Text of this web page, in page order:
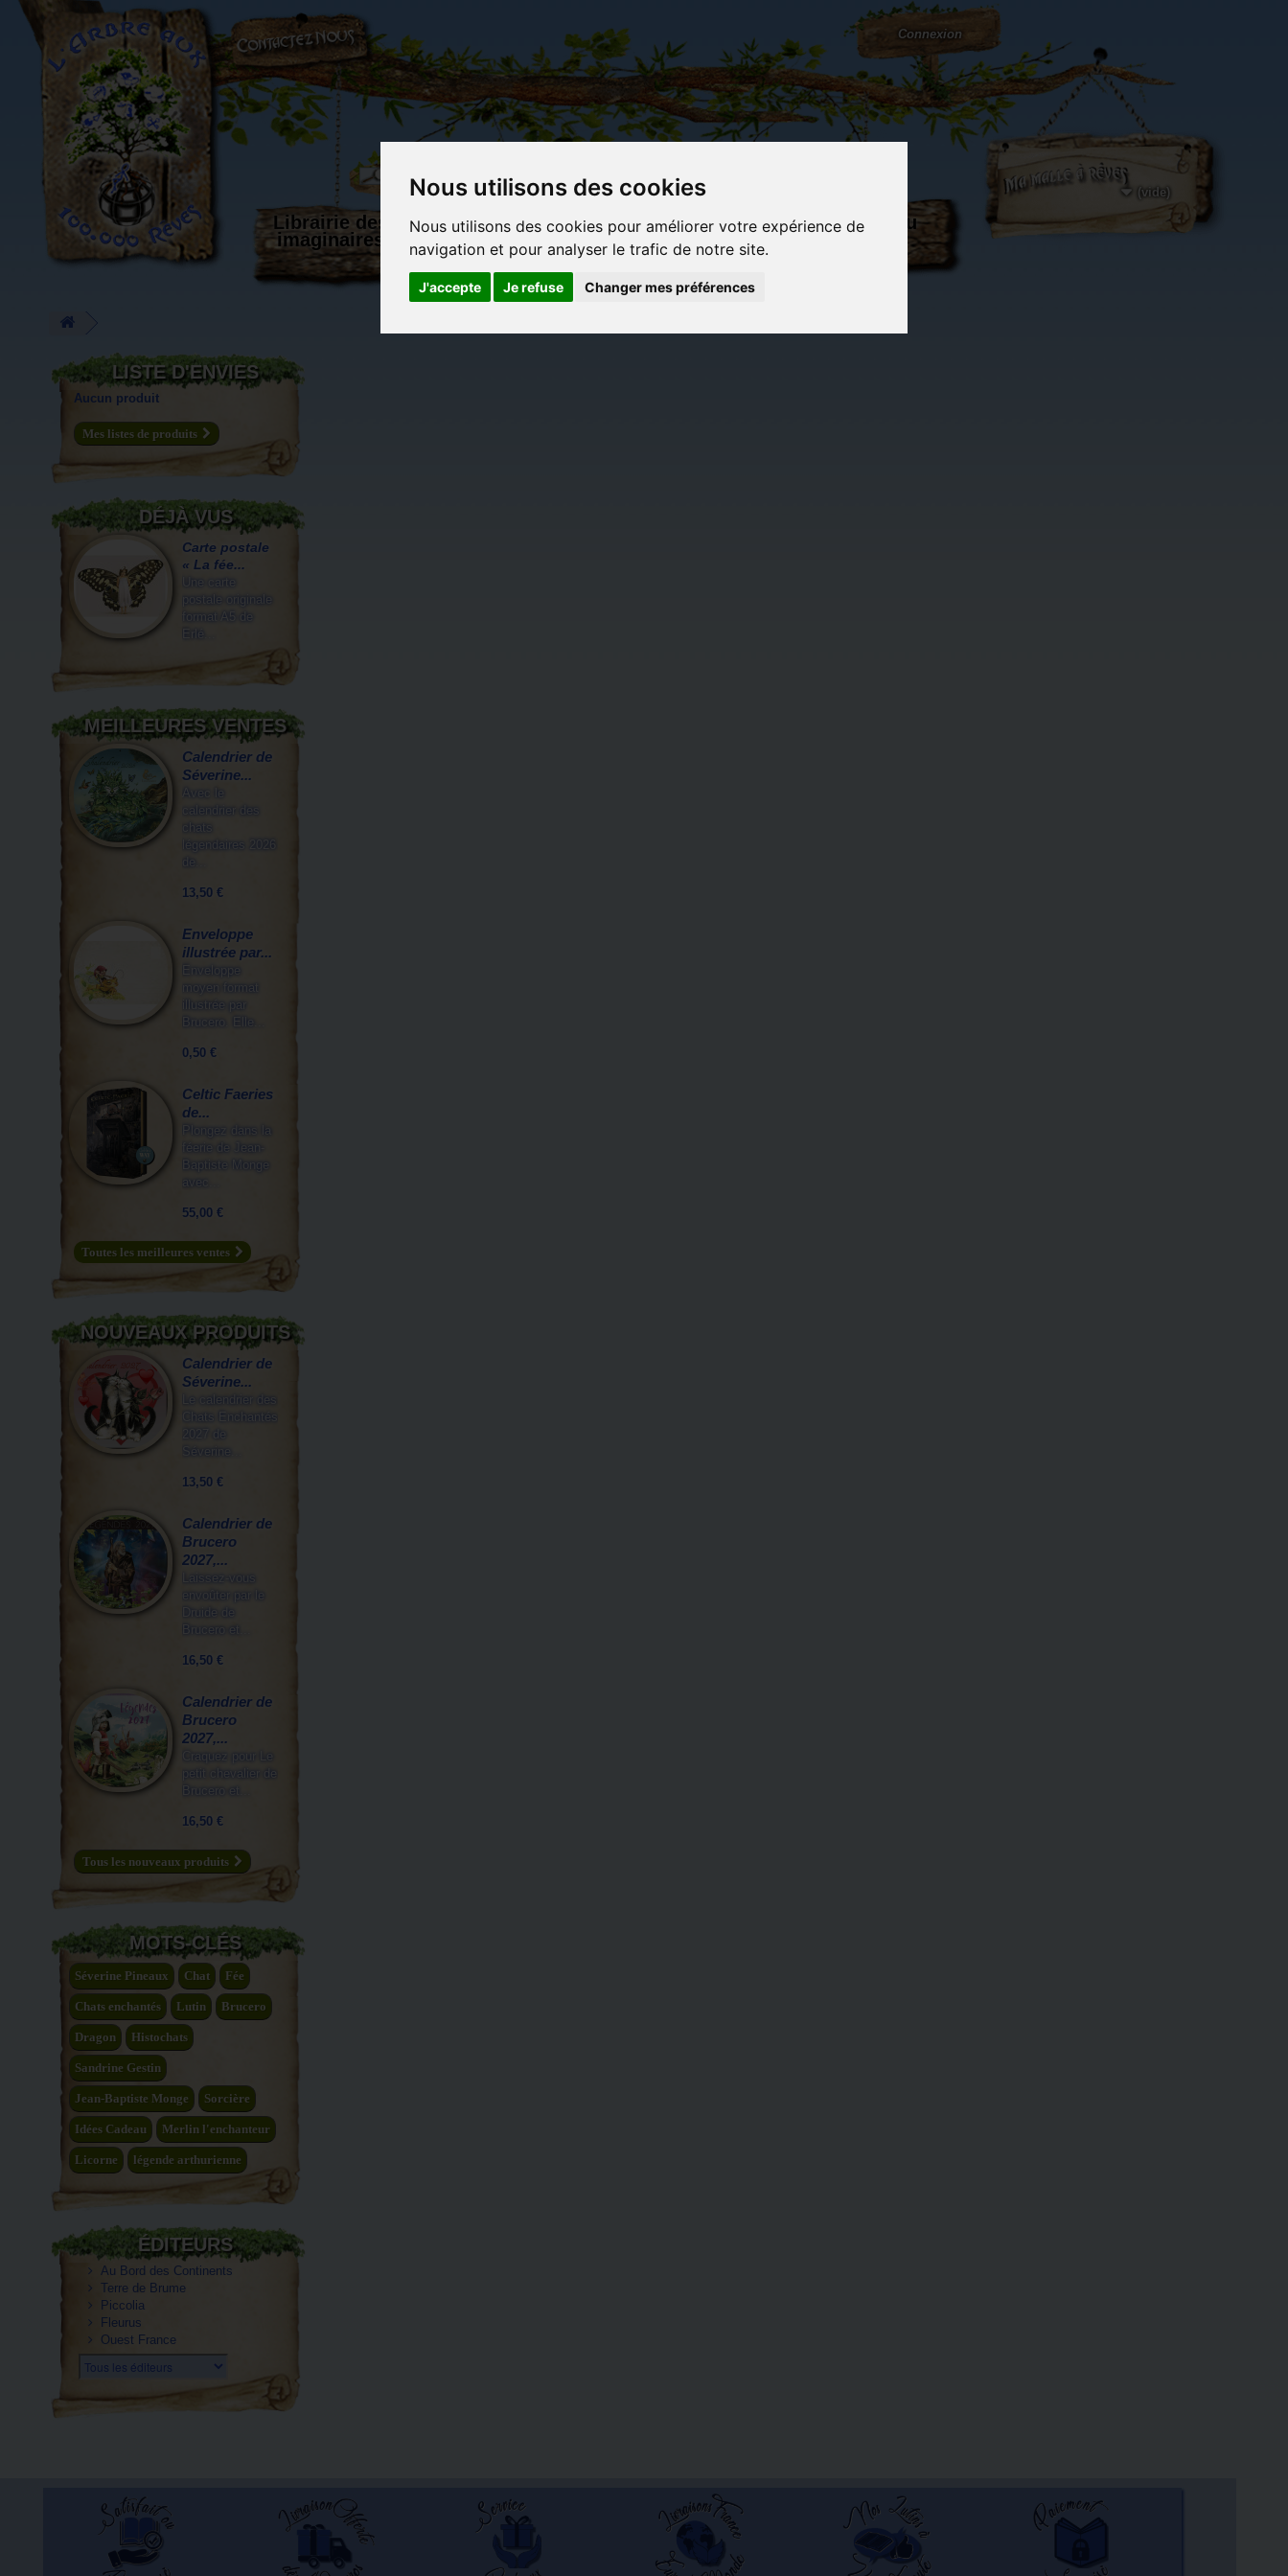
Nous utilisons des cookies
Nous utilisons des cookies pour améliorer votre expérience de
navigation et pour analyser le trafic de notre site.
J'accepte Je refuse Changer mes préférences
L'Arbre aux 100.000 Rêves
Connexion
(vide)
Librairie des
imaginaires
Carterie
papeterie
originale
Activités
manuelles,
détente et
Objets déco et
cadeaux
originaux
Du côté du
blog...
LISTE D'ENVIES
Aucun produit
Mes listes de produits
DÉJÀ VUS
Carte postale
« La fée...
Une carte
postale originale
format A5 de
Erlé...
MEILLEURES VENTES
Calendrier de
Séverine...
Avec le
calendrier des
chats
légendaires 2026
de...
13,50 €
Enveloppe
illustrée par...
Enveloppe
moyen format
illustrée par
Brucero. Elle...
0,50 €
Celtic Faeries
de...
Plongez dans la
féerie de Jean-
Baptiste Monge
avec...
55,00 €
Toutes les meilleures ventes
NOUVEAUX PRODUITS
Calendrier de
Séverine...
Le calendrier des
Chats Enchantés
2027 de
Séverine...
13,50 €
Calendrier de
Brucero
2027,...
Laissez-vous
envoûter par le
Druide de
Brucero et...
16,50 €
Calendrier de
Brucero
2027,...
Craquez pour Le
petit chevalier de
Brucero et...
16,50 €
Tous les nouveaux produits
MOTS-CLÉS
Séverine Pineaux Chat Fée
Chats enchantés Lutin Brucero
Dragon Histochats
Sandrine Gestin
Jean-Baptiste Monge Sorcière
Idées Cadeau Merlin l'enchanteur
Licorne légende arthurienne
ÉDITEURS
Au Bord des Continents
Terre de Brume
Piccolia
Fleurus
Ouest France
Tous les éditeurs